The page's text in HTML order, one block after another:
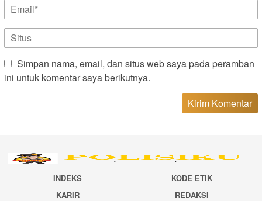
Simpan nama, email, dan situs web saya pada peramban
ini untuk komentar saya berikutnya.
INDEKS
KODE ETIK
KARIR
REDAKSI